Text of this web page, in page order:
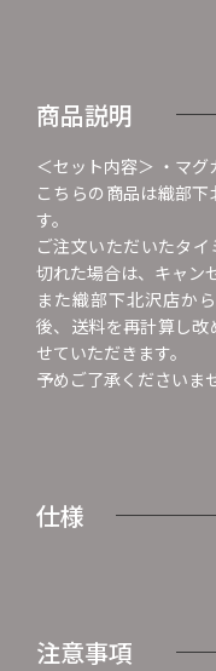
商品説明
＜セット内容＞ ・マ
こちらの商品は織部
す。
ご注文いただいたタ
切れた場合は、キャン
また織部下北沢店か
後、送料を再計算し
せていただきます。
予めご了承くださいま
仕様
注意事項